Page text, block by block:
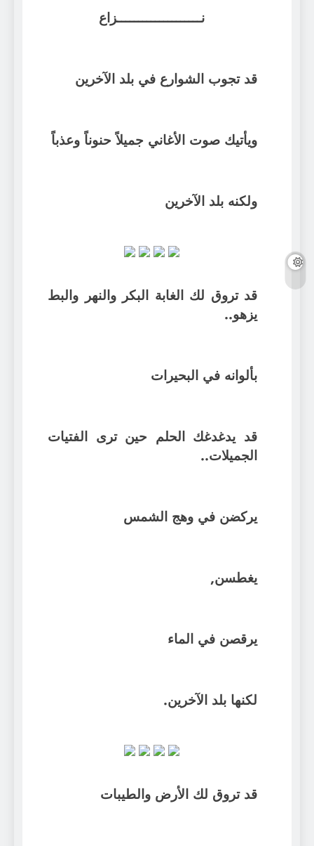
نــــــــــــــــــــزاع
قد تجوب الشوارع في بلد الآخرين
ويأتيك صوت الأغاني جميلاً حنوناً وعذباً
ولكنه بلد الآخرين
قد تروق لك الغابة البكر والنهر والبط
يزهو..
بألوانه في البحيرات
قد يدغدغك الحلم حين ترى الفتيات
الجميلات..
يركضن في وهج الشمس
يغطسن,
يرقصن في الماء
لكنها بلد الآخرين.
قد تروق لك الأرض والطيبات